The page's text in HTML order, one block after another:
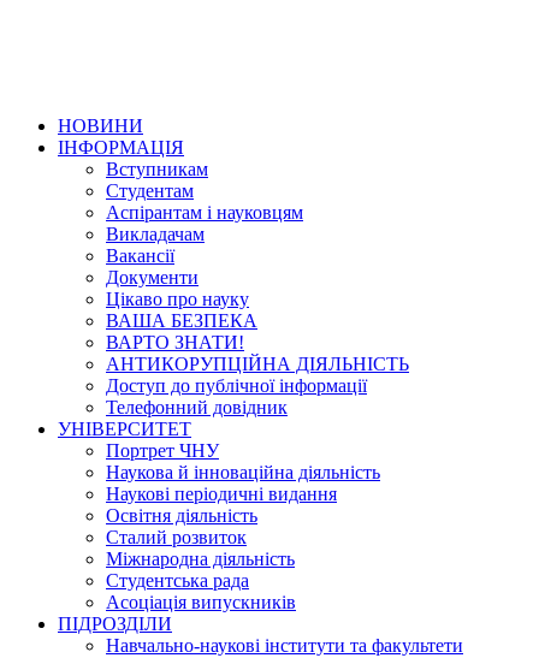
НОВИНИ
ІНФОРМАЦІЯ
Вступникам
Студентам
Аспірантам і науковцям
Викладачам
Вакансії
Документи
Цікаво про науку
ВАША БЕЗПЕКА
ВАРТО ЗНАТИ!
АНТИКОРУПЦІЙНА ДІЯЛЬНІСТЬ
Доступ до публічної інформації
Телефонний довідник
УНІВЕРСИТЕТ
Портрет ЧНУ
Наукова й інноваційна діяльність
Наукові періодичні видання
Освітня діяльність
Сталий розвиток
Міжнародна діяльність
Студентська рада
Асоціація випускників
ПІДРОЗДІЛИ
Навчально-наукові інститути та факультети